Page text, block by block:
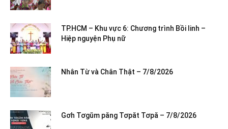
TP.HCM – Khu vực 6: Chương trình Bồi linh –
Hiệp nguyện Phụ nữ
Nhân Từ và Chân Thật – 7/8/2026
Gơh Tơgŭm păng Tơpăt Tơpă – 7/8/2026